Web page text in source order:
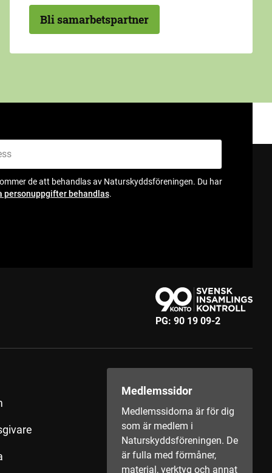
Bli samarbetspartner
de att behandlas av Naturskyddsföreningen. Du har
personuppgifter behandlas.
PG: 90 19 09-2
Medlemssidor
Medlemssidorna är för dig
som är medlem i
Naturskyddsföreningen. De
är fulla med förmåner,
material, verktyg och annat